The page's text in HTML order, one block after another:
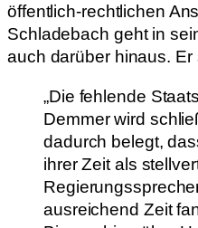
öffentlich-rechtlichen
Schladebach geht in
auch darüber hinaus. Er
„Die fehlende
Demmer wird
dadurch belegt,
ihrer Zeit als
ausreichend Zeit